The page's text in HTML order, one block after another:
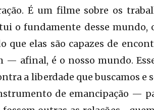
É um filme sobre os
o fundamente desse mundo,
que elas são capazes de
— afinal, é o nosso mundo.
a liberdade que buscamos e
de emancipação —